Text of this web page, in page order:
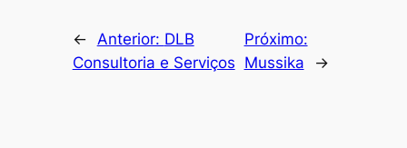
← Anterior: DLB
Consultoria e Serviços
Próximo:
Mussika
→